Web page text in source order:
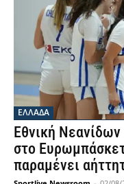
ΕΛΛΑΔΑ
Εθνική
στο
παραμένει